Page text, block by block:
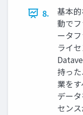
8.
基本
動で
ータ
ライ
持っ
業を
デー
センス